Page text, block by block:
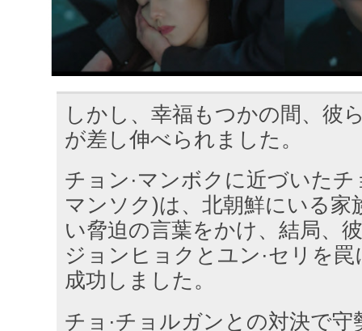
しかし、幸福もつかの間、彼
が差し伸べられました。
チョン·マンボクに近づいたチ
マンソク)は、北朝鮮にいる家
い脅迫の言葉をかけ、結局、
ジョンヒョクとユン·セリを
成功しました。
チョ·チョルガンとの対決で